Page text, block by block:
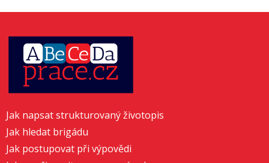
Jak napsat strukturovaný životopis
Jak hledat brigádu
Jak postupovat při výpovědi